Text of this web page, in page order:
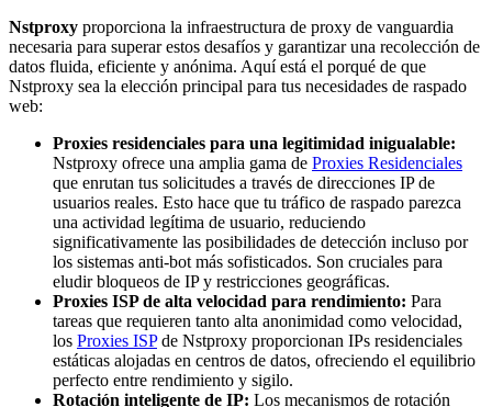
Nstproxy proporciona la infraestructura de proxy de vanguardia
necesaria para superar estos desafíos y garantizar una recolección de
datos fluida, eficiente y anónima. Aquí está el porqué de que
Nstproxy sea la elección principal para tus necesidades de raspado
web:
Proxies residenciales para una legitimidad inigualable:
Nstproxy ofrece una amplia gama de Proxies Residenciales
que enrutan tus solicitudes a través de direcciones IP de
usuarios reales. Esto hace que tu tráfico de raspado parezca
una actividad legítima de usuario, reduciendo
significativamente las posibilidades de detección incluso por
los sistemas anti-bot más sofisticados. Son cruciales para
eludir bloqueos de IP y restricciones geográficas.
Proxies ISP de alta velocidad para rendimiento: Para
tareas que requieren tanto alta anonimidad como velocidad,
los Proxies ISPde Nstproxy proporcionan IPs residenciales
estáticas alojadas en centros de datos, ofreciendo el equilibrio
perfecto entre rendimiento y sigilo.
Rotación inteligente de IP: Los mecanismos de rotación